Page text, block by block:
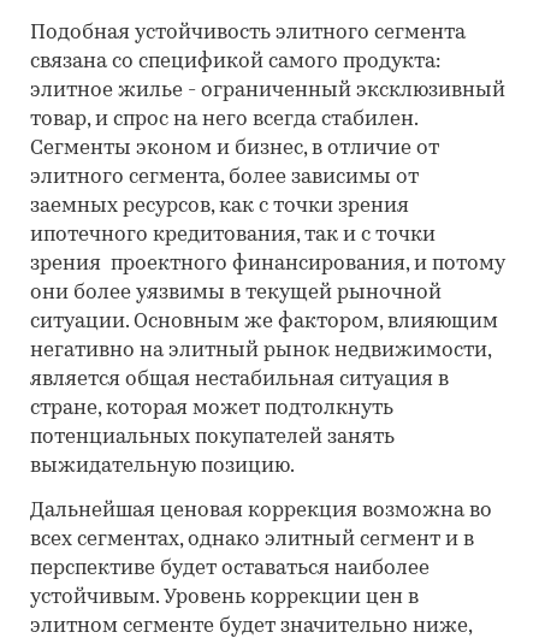
Подобная устойчивость элитного сегмента
связана со спецификой самого продукта:
элитное жилье - ограниченный эксклюзивный
товар, и спрос на него всегда стабилен.
Сегменты эконом и бизнес, в отличие от
элитного сегмента, более зависимы от
заемных ресурсов, как с точки зрения
ипотечного кредитования, так и с точки
зрения проектного финансирования, и потому
они более уязвимы в текущей рыночной
ситуации. Основным же фактором, влияющим
негативно на элитный рынок недвижимости,
является общая нестабильная ситуация в
стране, которая может подтолкнуть
потенциальных покупателей занять
выжидательную позицию.
Дальнейшая ценовая коррекция возможна во
всех сегментах, однако элитный сегмент и в
перспективе будет оставаться наиболее
устойчивым. Уровень коррекции цен в
элитном сегменте будет значительно ниже,